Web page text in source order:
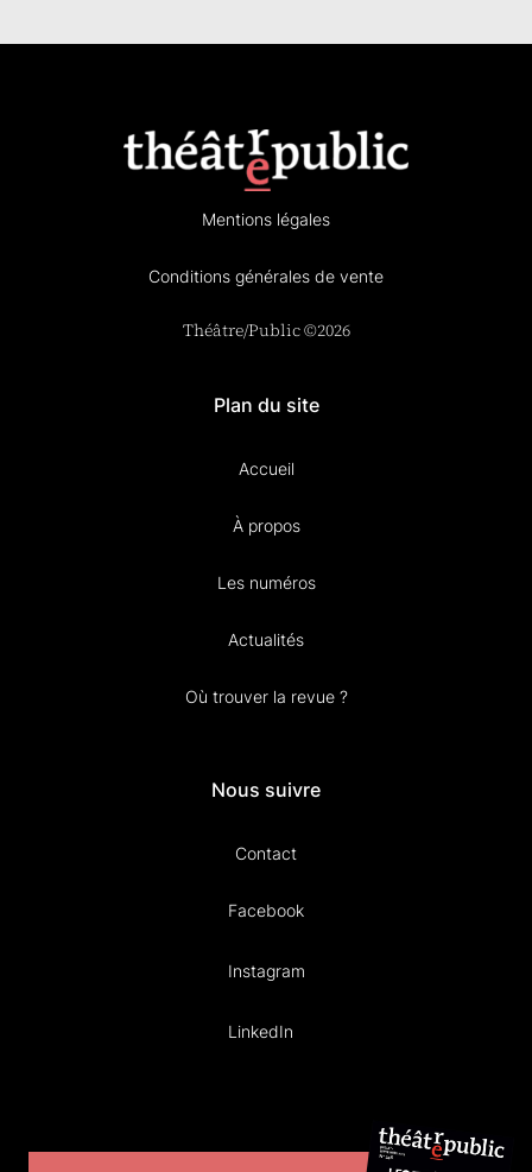
Mentions légales
Conditions générales de vente
Théâtre/Public ©2026
Plan du site
Accueil
À propos
Les numéros
Actualités
Où trouver la revue ?
Nous suivre
Contact
Facebook
Instagram
LinkedIn